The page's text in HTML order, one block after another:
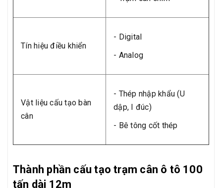
Tín hiệu điều khiển
- Digital
- Analog
Vật liệu cấu tạo bàn
cân
- Thép nhập khẩu (U
dập, I đúc)
- Bê tông cốt thép
Thành phần cấu tạo trạm cân ô tô 100
tấn dài 12m